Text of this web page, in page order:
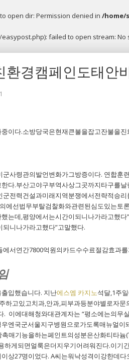
open dir: Permission denied in /home/
failed to open stream: No
환경캠페인도태안
이다.소방당국은현재큰불을잡고잔불을진
사령관의발언변화가그방증이다. 연합훈
다.부산고야구부역사상그곳까지타구를
전력건설과미래지역분쟁에서전략적승
에선법무부탈검찰화와관련된심도있는
는데,평양에서는시간이되니나가라고했
니나가라고했다”고말했다.
에서연간7800억원의카드수수료절감효과
입했습니다. 지난에스엠 카지노석달,1주
하고있고치과,안과,피부과등분야별로자
. 이에대해청와대관계자는 “평소에는의
엔국군서울지구병원으로가도록매뉴얼
매기능을하는페인트의성분은산화티타
하게되면얼룩은더지우기어려워진다.이
상27명이었다. A씨는워낙성격이강한데다